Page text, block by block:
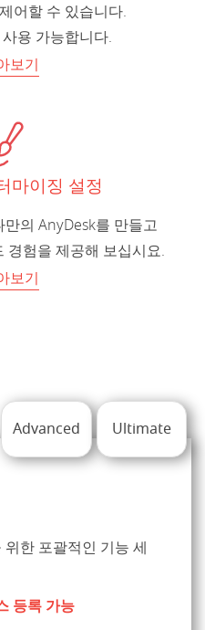
어할 수 있습니다.
용 가능합니다.
보기
마이징 설정
의 AnyDesk를 만들고
경험을 제공해 보십시요.
보기
Advanced Ultimate
한 포괄적인 기능 세
등록 가능